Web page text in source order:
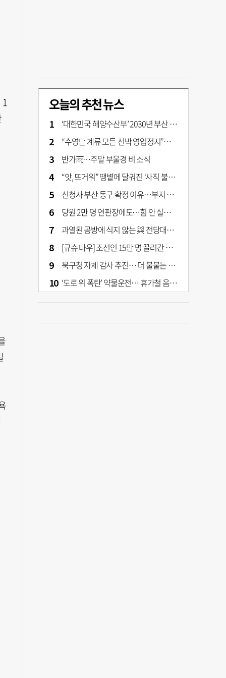
1
오늘의 추천 뉴스
‘대한민국 해양수산부’ 2030년 부산 북항시대 연다
“수영만 계류 모든 선박 영업정지”… 재개발 속도전
반가雨…주말 부울경 비 소식
“앗, 뜨거워” 땡볕에 달궈진 ‘사직 불가마’ 관중석 무려 70도
신청사 부산 동구 확정 이유…부지 용이성·접근성·집적 가능성이 운명 갈랐다 [해수부 북항 시대]
당원 2만 명 연판장에도…힘 안 실리는 ‘장동혁 사퇴’ 공세
과열된 공방에 식지 않는 與 전당대회… 호남·수도권 집중하는 후보들
[규슈 나우] 조선인 15만 명 끌려간 치쿠호 탄광… 대를 이은 진실 캐기
북구청 자체 감사 추진… 더 불붙는 북구 신청사 갈등
‘도로 위 폭탄’ 약물운전… 휴가철 음주와 병행 단속 [교통안전, 시민이 만든다]